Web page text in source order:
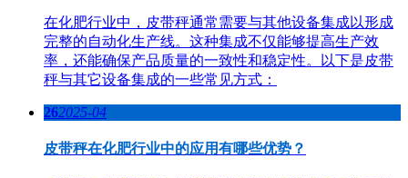
在化肥行业中，皮带秤通常需要与其他设备集成以形成
完整的自动化生产线。这种集成不仅能够提高生产效
率，还能确保产品质量的一致性和稳定性。以下是皮带
秤与其它设备集成的一些常见方式：
262025-04
皮带秤在化肥行业中的应用有哪些优势？